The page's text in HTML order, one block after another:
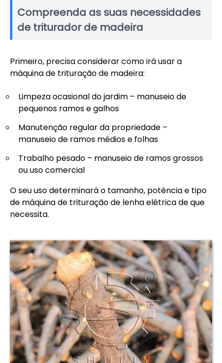
Compreenda as suas necessidades
de triturador de madeira
Primeiro, precisa considerar como irá usar a
máquina de trituração de madeira:
Limpeza ocasional do jardim – manuseio de
pequenos ramos e galhos
Manutenção regular da propriedade –
manuseio de ramos médios e folhas
Trabalho pesado – manuseio de ramos grossos
ou uso comercial
O seu uso determinará o tamanho, potência e tipo
de máquina de trituração de lenha elétrica de que
necessita.